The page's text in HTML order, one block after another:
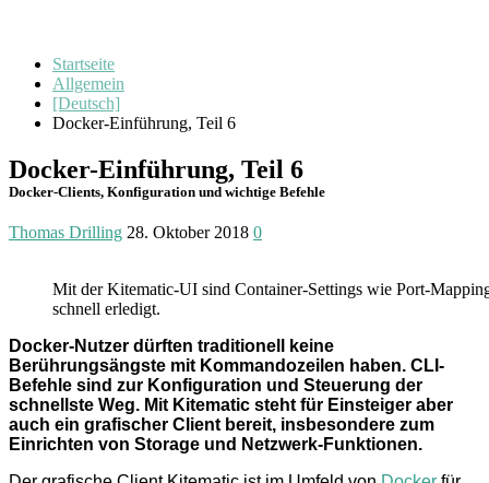
Startseite
Allgemein
[Deutsch]
Docker-Einführung, Teil 6
Docker-Einführung, Teil 6
Docker-Clients, Konfiguration und wichtige Befehle
Thomas Drilling 28. Oktober 2018 0
Mit der Kitematic-UI sind Container-Settings wie Port-
schnell erledigt.
Docker-Nutzer dürften traditionell keine
Berührungsängste mit Kommandozeilen haben. CLI-
Befehle sind zur Konfiguration und Steuerung der
schnellste Weg. Mit Kitematic steht für Einsteiger aber
auch ein grafischer Client bereit, insbesondere zum
Einrichten von Storage und Netzwerk-Funktionen.